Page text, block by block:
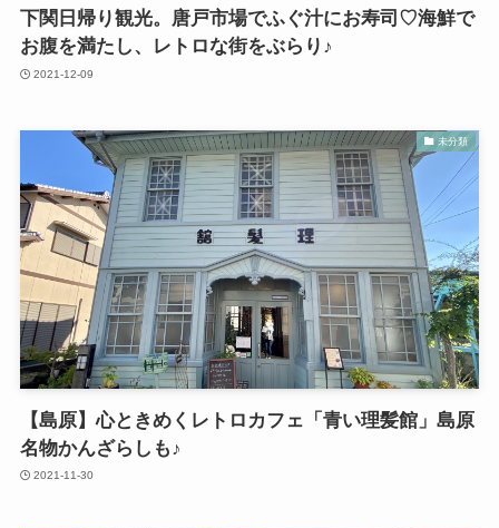
下関日帰り観光。唐戸市場でふぐ汁にお寿司♡海鮮で
お腹を満たし、レトロな街をぶらり♪
2021-12-09
未分類
【島原】心ときめくレトロカフェ「青い理髪館」島原
名物かんざらしも♪
2021-11-30